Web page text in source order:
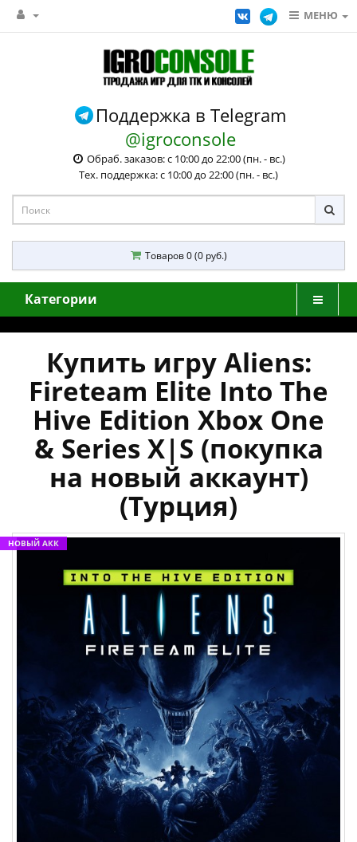
МЕНЮ
Поддержка в Telegram
@igroconsole
Обраб. заказов: с 10:00 до 22:00 (пн. - вс.)
Тех. поддержка: с 10:00 до 22:00 (пн. - вс.)
Товаров 0 (0 руб.)
Категории
Купить игру Aliens:
Fireteam Elite Into The
Hive Edition Xbox One
& Series X|S (покупка
на новый аккаунт)
(Турция)
НОВЫЙ АКК